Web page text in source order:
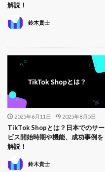
解説！
鈴木貴士
2025年6月11日 2025年8月5日
TikTok Shopとは？日本でのサー
ビス開始時期や機能、成功事例を
解説！
鈴木貴士